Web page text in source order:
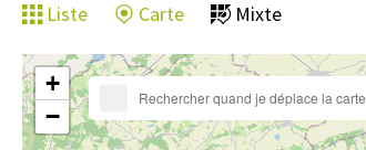
Liste Carte Mixte
Rechercher quand je déplace la carte
+
−